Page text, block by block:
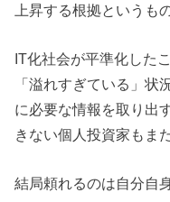
上昇する根拠というも
IT化社会が平準化した
「溢れすぎている」状
に必要な情報を取り出
きない個人投資家もま
結局頼れるのは自分自